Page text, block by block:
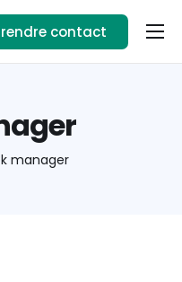
contact
manager